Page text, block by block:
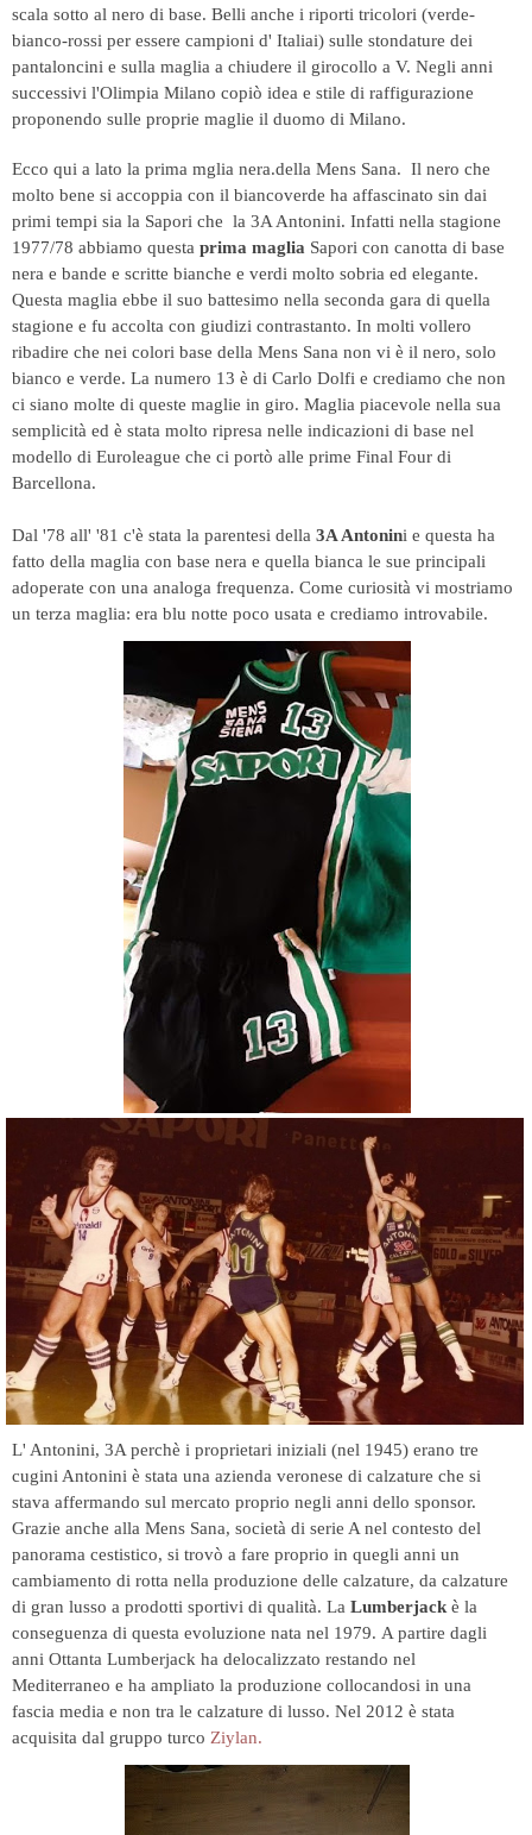
scala sotto al nero di base. Belli anche i riporti tricolori (verde-
bianco-rossi per essere campioni d' Italiai) sulle stondature dei
pantaloncini e sulla maglia a chiudere il girocollo a V. Negli anni
successivi l'Olimpia Milano copiò idea e stile di raffigurazione
proponendo sulle proprie maglie il duomo di Milano.
Ecco qui a lato la prima mglia nera.della Mens Sana. Il nero che
molto bene si accoppia con il biancoverde ha affascinato sin dai
primi tempi sia la Sapori che la 3A Antonini. Infatti nella stagione
1977/78 abbiamo questa prima maglia Sapori con canotta di base
nera e bande e scritte bianche e verdi molto sobria ed elegante.
Questa maglia ebbe il suo battesimo nella seconda gara di quella
stagione e fu accolta con giudizi contrastanto. In molti vollero
ribadire che nei colori base della Mens Sana non vi è il nero, solo
bianco e verde. La numero 13 è di Carlo Dolfi e crediamo che non
ci siano molte di queste maglie in giro. Maglia piacevole nella sua
semplicità ed è stata molto ripresa nelle indicazioni di base nel
modello di Euroleague che ci portò alle prime Final Four di
Barcellona.
Dal '78 all' '81 c'è stata la parentesi della 3A Antonini e questa ha
fatto della maglia con base nera e quella bianca le sue principali
adoperate con una analoga frequenza. Come curiosità vi mostriamo
un terza maglia: era blu notte poco usata e crediamo introvabile.
L' Antonini, 3A perchè i proprietari iniziali (nel 1945) erano tre
cugini Antonini è stata una azienda veronese di calzature che si
stava affermando sul mercato proprio negli anni dello sponsor.
Grazie anche alla Mens Sana, società di serie A nel contesto del
panorama cestistico, si trovò a fare proprio in quegli anni un
cambiamento di rotta nella produzione delle calzature, da calzature
di gran lusso a prodotti sportivi di qualità. La Lumberjack è la
conseguenza di questa evoluzione nata nel 1979. A partire dagli
anni Ottanta Lumberjack ha delocalizzato restando nel
Mediterraneo e ha ampliato la produzione collocandosi in una
fascia media e non tra le calzature di lusso. Nel 2012 è stata
acquisita dal gruppo turco Ziylan.